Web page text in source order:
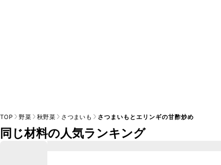
TOP 野菜 秋野菜 さつまいも さつまいもとエリンギの甘酢炒め
同じ材料の人気ランキング